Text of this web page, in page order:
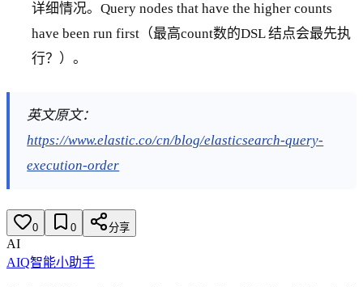
详细情况。Query nodes that have the higher counts
have been run first（最高count数的DSL 结点会最先执
行？）。
英文原文：
https://www.elastic.co/cn/blog/elasticsearch-query-
execution-order
0 0 分享
AI
AIQ智能小助手